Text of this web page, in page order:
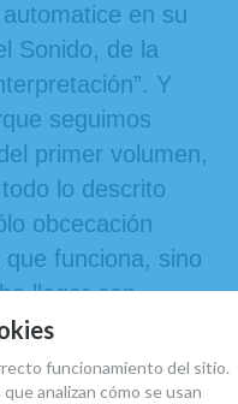
en su
Sonido, de la
Y
seguimos
primer volumen,
lo descrito
obcecación
funciona, sino
llegar con
que ya trabajáis
este volumen
con la
funcionamiento del sitio.
analizan cómo se usan